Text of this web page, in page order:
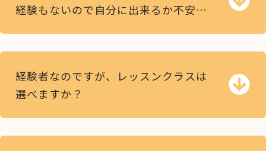
経験もないので自分に出来るか不安…
経験者なのですが、レッスンクラスは
選べますか？